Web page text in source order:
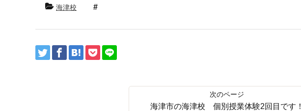
海津校
海津市の海津校 個別授業体験2回目です！